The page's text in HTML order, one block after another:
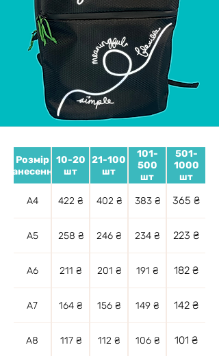
Розмір
нанесення
10-20
шт
21-100
шт
101-
500
шт
501-
1000
шт
А4 422 ₴ 402 ₴ 383 ₴ 365 ₴
А5 258 ₴ 246 ₴ 234 ₴ 223 ₴
А6 211 ₴ 201 ₴ 191 ₴ 182 ₴
А7 164 ₴ 156 ₴ 149 ₴ 142 ₴
А8 117 ₴ 112 ₴ 106 ₴ 101 ₴